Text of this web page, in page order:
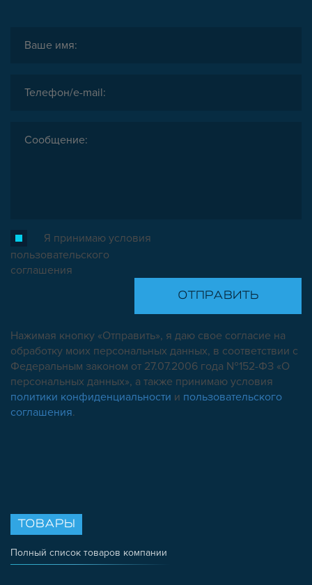
Я принимаю условия
пользовательского
соглашения
Нажимая кнопку «Отправить», я даю свое согласие на
обработку моих персональных данных, в соответствии с
Федеральным законом от 27.07.2006 года №152-ФЗ «О
персональных данных», а также принимаю условия
политики конфиденциальности и пользовательского
соглашения.
ТОВАРЫ
Полный список товаров компании